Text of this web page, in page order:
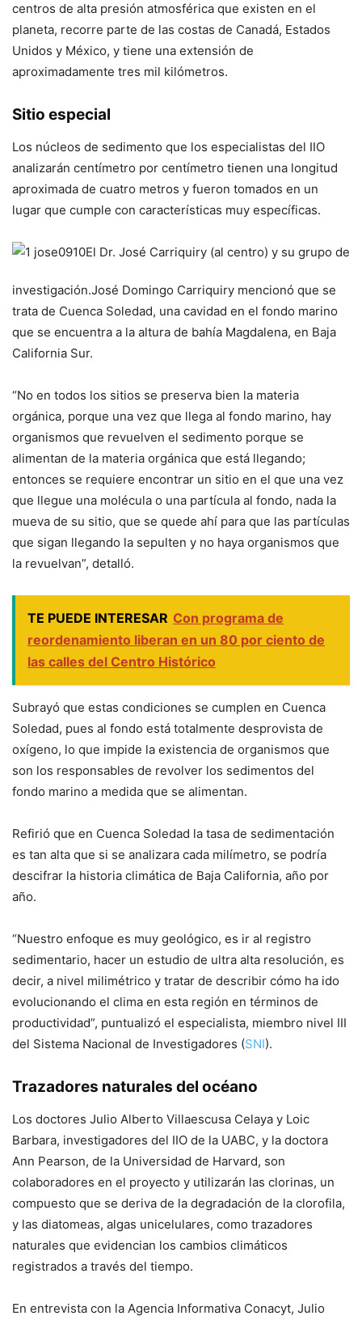
centros de alta presión atmosférica que existen en el
planeta, recorre parte de las costas de Canadá, Estados
Unidos y México, y tiene una extensión de
aproximadamente tres mil kilómetros.
Sitio especial
Los núcleos de sedimento que los especialistas del IIO
analizarán centímetro por centímetro tienen una longitud
aproximada de cuatro metros y fueron tomados en un
lugar que cumple con características muy específicas.
El Dr. José Carriquiry (al centro) y su grupo de
investigación.José Domingo Carriquiry mencionó que se
trata de Cuenca Soledad, una cavidad en el fondo marino
que se encuentra a la altura de bahía Magdalena, en Baja
California Sur.
“No en todos los sitios se preserva bien la materia
orgánica, porque una vez que llega al fondo marino, hay
organismos que revuelven el sedimento porque se
alimentan de la materia orgánica que está llegando;
entonces se requiere encontrar un sitio en el que una vez
que llegue una molécula o una partícula al fondo, nada la
mueva de su sitio, que se quede ahí para que las partículas
que sigan llegando la sepulten y no haya organismos que
la revuelvan”, detalló.
TE PUEDE INTERESAR Con programa de
reordenamiento liberan en un 80 por ciento de
las calles del Centro Histórico
Subrayó que estas condiciones se cumplen en Cuenca
Soledad, pues al fondo está totalmente desprovista de
oxígeno, lo que impide la existencia de organismos que
son los responsables de revolver los sedimentos del
fondo marino a medida que se alimentan.
Refirió que en Cuenca Soledad la tasa de sedimentación
es tan alta que si se analizara cada milímetro, se podría
descifrar la historia climática de Baja California, año por
año.
“Nuestro enfoque es muy geológico, es ir al registro
sedimentario, hacer un estudio de ultra alta resolución, es
decir, a nivel milimétrico y tratar de describir cómo ha ido
evolucionando el clima en esta región en términos de
productividad”, puntualizó el especialista, miembro nivel III
del Sistema Nacional de Investigadores (SNI).
Trazadores naturales del océano
Los doctores Julio Alberto Villaescusa Celaya y Loic
Barbara, investigadores del IIO de la UABC, y la doctora
Ann Pearson, de la Universidad de Harvard, son
colaboradores en el proyecto y utilizarán las clorinas, un
compuesto que se deriva de la degradación de la clorofila,
y las diatomeas, algas unicelulares, como trazadores
naturales que evidencian los cambios climáticos
registrados a través del tiempo.
En entrevista con la Agencia Informativa Conacyt, Julio